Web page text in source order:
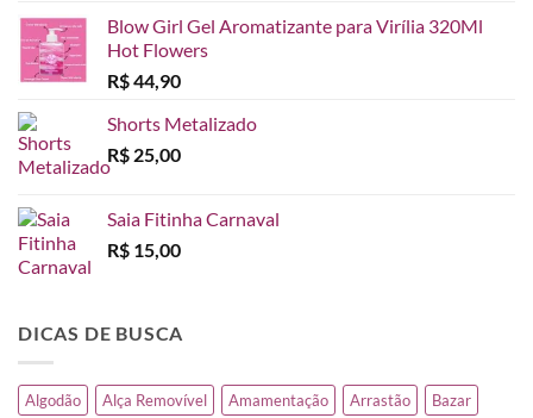
Blow Girl Gel Aromatizante para Virília 320Ml
Hot Flowers
R$44,90
Shorts Metalizado
R$ 25,00
Saia Fitinha Carnaval
R$ 15,00
DICAS DE BUSCA
Algodão Alça Removível Amamentação Arrastão
Bazar